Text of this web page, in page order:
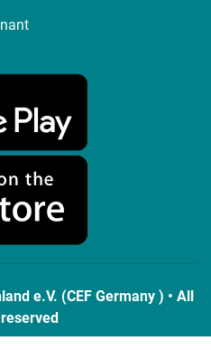
e.V. (CEF Germany ) • All